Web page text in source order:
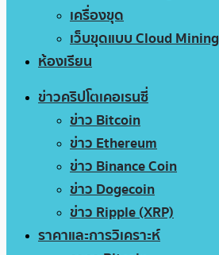
เครื่องขุด
เว็บขุดแบบ Cloud Mining
ห้องเรียน
ข่าวคริปโตเคอเรนซี่
ข่าว Bitcoin
ข่าว Ethereum
ข่าว Binance Coin
ข่าว Dogecoin
ข่าว Ripple (XRP)
ราคาและการวิเคราะห์